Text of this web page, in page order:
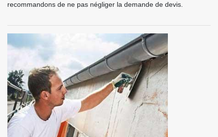
recommandons de ne pas négliger la demande de devis.